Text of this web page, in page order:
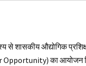
से शासकीय औद्योगिक
Opportunity) का आयोजन